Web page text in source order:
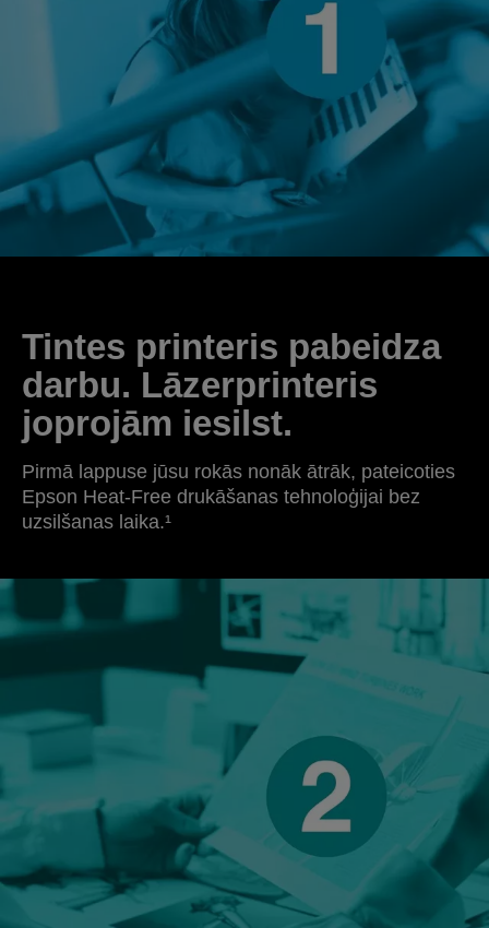
Tintes printeris pabeidza
darbu. Lāzerprinteris
joprojām iesilst.
Pirmā lappuse jūsu rokās nonāk ātrāk, pateicoties
Epson Heat-Free drukāšanas tehnoloģijai bez
uzsilšanas laika.¹